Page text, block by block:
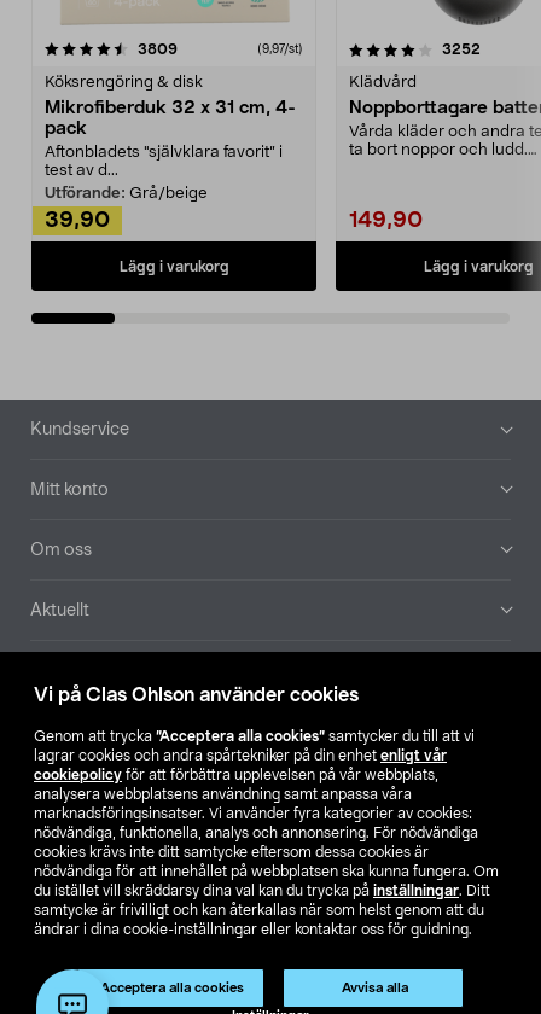
Vi på Clas Ohlson använder cookies
Genom att trycka ”Acceptera alla cookies” samtycker du till att vi
lagrar cookies och andra spårtekniker på din enhet enligt vår
cookiepolicy för att förbättra upplevelsen på vår webbplats,
analysera webbplatsens användning samt anpassa våra
marknadsföringsinsatser. Vi använder fyra kategorier av cookies:
nödvändiga, funktionella, analys och annonsering. För nödvändiga
cookies krävs inte ditt samtycke eftersom dessa cookies är
nödvändiga för att innehållet på webbplatsen ska kunna fungera. Om
du istället vill skräddarsy dina val kan du trycka på inställningar. Ditt
samtycke är frivilligt och kan återkallas när som helst genom att du
ändrar i dina cookie-inställningar eller kontaktar oss för guidning.
Acceptera alla cookies Avvisa alla
Produkten har utgått
Artikelnr: 50-5896
3809recensioner (9,97/st)
Köksrengöring & disk
Mikrofiberduk 32 x 31 cm, 4-
pack
Aftonbladets "självklara favorit” i
test av d...
Utförande: Grå/beige
39,90
Lägg i varukorg
4.0av 5 stjärnor 3252
Klädvård
Noppborttagare
Vårda kläder och andra
ta bort noppor och ludd.
149,90
Lägg i varukorg
4.5av 5 stjärnor
Sidfot
Kundservice
Mitt konto
Om oss
Aktuellt
Hitta butik
SE NO FI
Ändra till priser exklusive moms